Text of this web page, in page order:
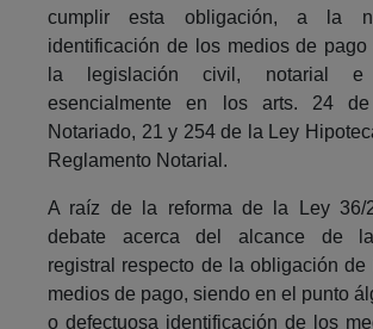
cumplir esta obligación, a la
identificación de los medios de pago
la legislación civil, notarial e
esencialmente en los arts. 24
Notariado, 21 y 254 de la Ley
Reglamento Notarial.
A raíz de la reforma de la Ley 36/
debate acerca del alcance de
registral respecto de la obligación de
medios de pago, siendo en el punto
o defectuosa identificación de los